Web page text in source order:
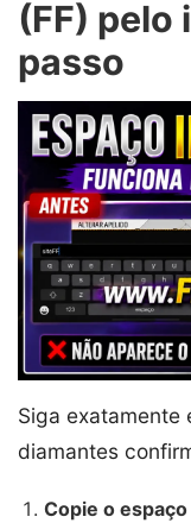
(FF) pelo
passo
Siga exatamente
diamantes
Copie o